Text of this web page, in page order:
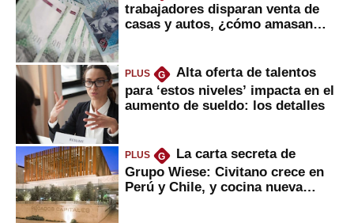
trabajadores disparan venta de
casas y autos, ¿cómo amasan
PLUS G
Alta oferta de talentos
para ‘estos niveles’ impacta en el
aumento de sueldo: los detalles
PLUS G
La carta secreta de
Grupo Wiese: Civitano crece en
Perú y Chile, y cocina nueva